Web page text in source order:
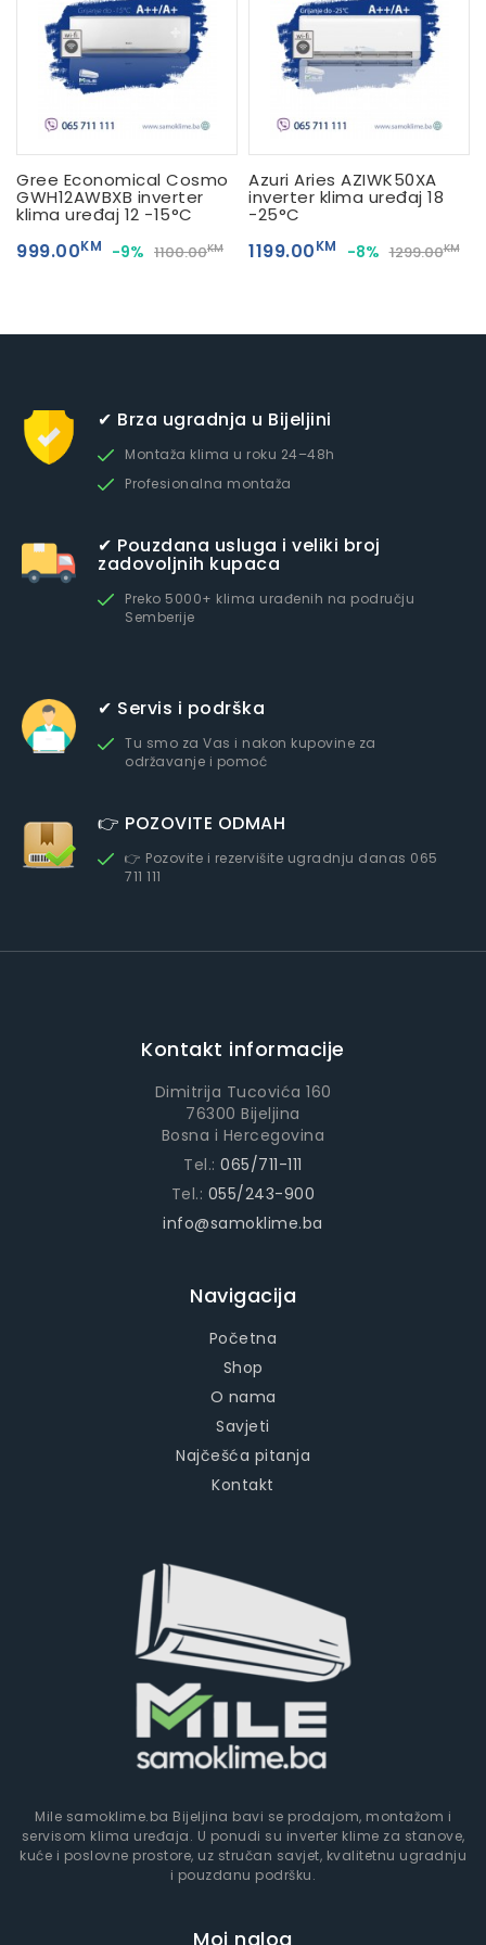
Gree Economical Cosmo
GWH12AWBXB inverter
klima uređaj 12 -15°C
999.00KM -9% 1100.00KM
Azuri Aries AZIWK50XA
inverter klima uređaj 18
-25°C
1199.00KM -8% 1299.00KM
✔ Brza ugradnja u Bijeljini
Montaža klima u roku 24–48h
Profesionalna montaža
✔ Pouzdana usluga i veliki broj
zadovoljnih kupaca
Preko 5000+ klima urađenih na području
Semberije
✔ Servis i podrška
Tu smo za Vas i nakon kupovine za
održavanje i pomoć
👉 POZOVITE ODMAH
👉 Pozovite i rezervišite ugradnju danas 065
711 111
Kontakt informacije
Dimitrija Tucovića 160
76300 Bijeljina
Bosna i Hercegovina
Tel.:065/711-111
Tel.: 055/243-900
info@samoklime.ba
Navigacija
Početna
Shop
O nama
Savjeti
Najčešća pitanja
Kontakt
Mile samoklime.ba Bijeljina bavi se prodajom, montažom i
servisom klima uređaja. U ponudi su inverter klime za stanove,
kuće i poslovne prostore, uz stručan savjet, kvalitetnu ugradnju
i pouzdanu podršku.
Moj nalog